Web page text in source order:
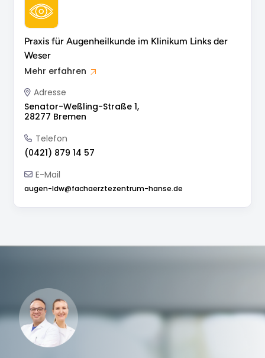
Praxis für Augenheilkunde im Klinikum Links der
Weser
Mehr erfahren
Adresse
Senator-Weßling-Straße 1,
28277 Bremen
Telefon
(0421) 879 14 57
E-Mail
augen-ldw@fachaerztezentrum-hanse.de